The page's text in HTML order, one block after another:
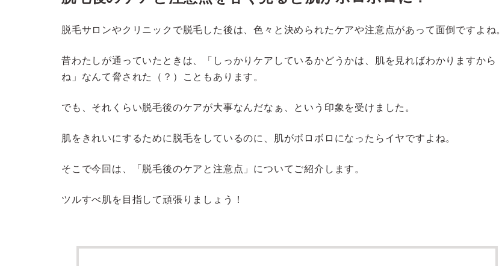
脱毛サロンやクリニックで脱毛した後は、色々と決められたケアや注意点があって面倒ですよね。
昔わたしが通っていたときは、「しっかりケアしているかどうかは、肌を見ればわかりますから
ね」なんて脅された（？）こともあります。
でも、それくらい脱毛後のケアが大事なんだなぁ、という印象を受けました。
肌をきれいにするために脱毛をしているのに、肌がボロボロになったらイヤですよね。
そこで今回は、「脱毛後のケアと注意点」についてご紹介します。
ツルすべ肌を目指して頑張りましょう！